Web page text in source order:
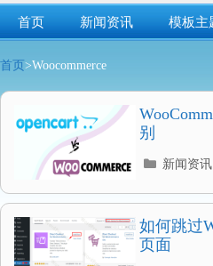
首页 新闻资讯 模板主
首页 >Woocommerce
别
分
录
新闻资讯
如何跳过
页面